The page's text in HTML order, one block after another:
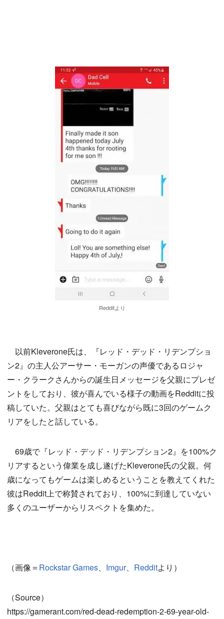
Redditより
以前Kleverone氏は、『レッド・デッド・リデンプショ
ン2』の主人公アーサー・モーガンの声優であるロジャ
ー・クラークさんからの誕生日メッセージを父親にプレゼ
ントをしており、彼が喜んでいる様子の動画をRedditに投
稿していた。父親はとても喜びながら既に3回のゲームク
リアをしたと話している。
69歳で『レッド・デッド・リデンプション2』を100%ク
リアするという偉業を成し遂げたKleverone氏の父親。何
歳になってもゲームは楽しめるということを教えてくれた
彼はReddit上で称賛されており、100%に到達していない
多くのユーザーからリスペクトを集めた。
（画像＝ Rockstar Games、 Imgur、 Redditより）
（Source）
https://gamerant.com/red-dead-redemption-2-69-year-old-